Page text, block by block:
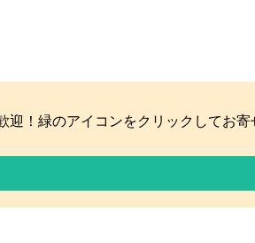
迎！緑のアイコンをクリックしてお